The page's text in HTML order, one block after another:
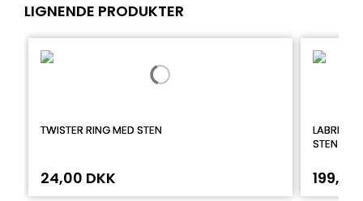
LIGNENDE PRODUKTER
TWISTER RING MED STEN
24,00 DKK
LABRET I
STEN
199,00